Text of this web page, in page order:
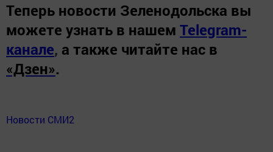
Теперь новости Зеленодольска вы
можете узнать в нашем Telegram-
канале, а также читайте нас в
«Дзен».
Новости СМИ2